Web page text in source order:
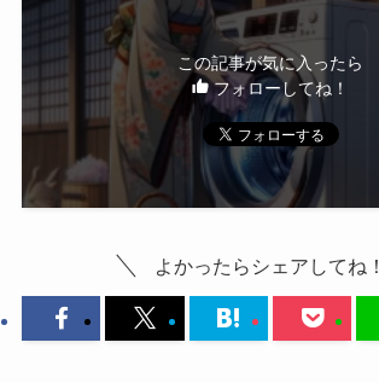
この記事が気に入ったら
フォローしてね！
よかったらシェアしてね！